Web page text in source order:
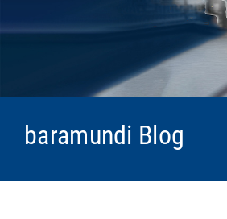
baramundi Blog